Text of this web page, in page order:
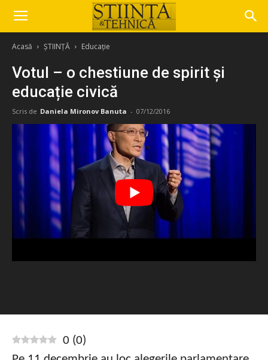
Acasă ȘTIINȚĂ Educație
Votul – o chestiune de spirit și
educație civică
Scris de Daniela Mironov Banuta - 07/12/2016
0 (0)